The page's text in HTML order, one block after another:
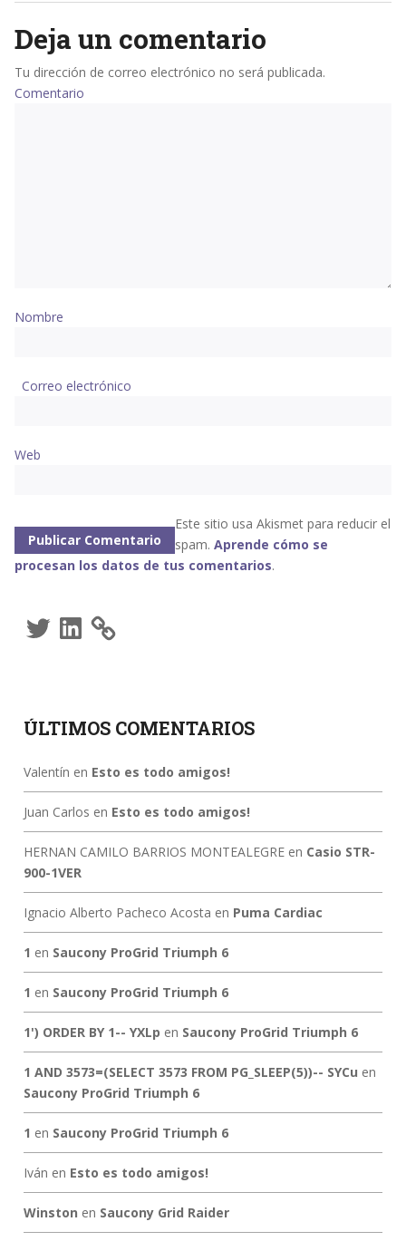
Deja un comentario
Tu dirección de correo electrónico no será publicada.
Comentario
Nombre
Correo electrónico
Web
Este sitio usa Akismet para reducir el
spam. Aprende cómo se
procesan los datos de tus comentarios.
TwitterLinkedIn
ÚLTIMOS COMENTARIOS
Valentín en Esto es todo amigos!
Juan Carlos en Esto es todo amigos!
HERNAN CAMILO BARRIOS MONTEALEGREen Casio STR-
900-1VER
Ignacio Alberto Pacheco Acosta en Puma Cardiac
1 en Saucony ProGrid Triumph 6
1 en Saucony ProGrid Triumph 6
1') ORDER BY 1-- YXLp en Saucony ProGrid Triumph 6
1 AND 3573=(SELECT 3573 FROM PG_SLEEP(5))-- SYCu en
Saucony ProGrid Triumph 6
1 en Saucony ProGrid Triumph 6
Iván en Esto es todo amigos!
Winston en Saucony Grid Raider